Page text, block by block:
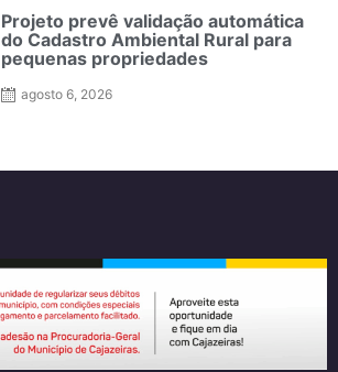
Projeto prevê validação automática
do Cadastro Ambiental Rural para
pequenas propriedades
agosto 6, 2026